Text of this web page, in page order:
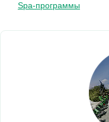
Spa-программы